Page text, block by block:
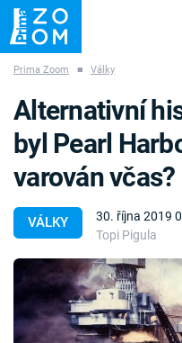
ZÁHADY VETŘELCI
Témata
Témata
Pořady
Prima Zoom ■ Války
VÁLKY
30. října 2019
Topi Pigula
Alternativní
byl Pearl
varován včas?